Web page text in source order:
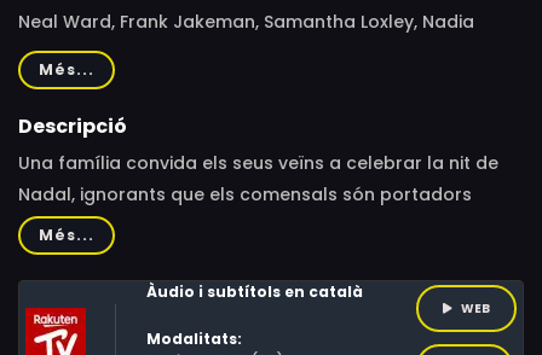
Neal Ward, Frank Jakeman, Samantha Loxley, Nadia
Lamin, Jennifer K Preston, Buddy Skelton, Lee Hunter,
Adam Leader, Sandra Howard-Williams, Shaun Hodson,
Benjamin Symons, Andrew Gough, Sarah Neighbour, John
Més...
Descripció
Una família convida els seus veïns a celebrar la nit de
Nadal, ignorants que els comensals són portadors
d'una maligna entitat disposada a prendre possessió
del planeta.
Més...
Àudio i subtítols en català
Modalitats:
WEB